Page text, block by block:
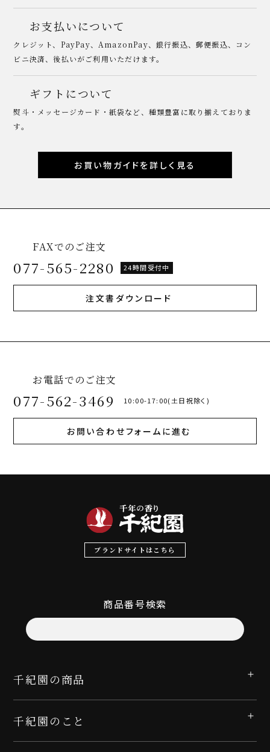
お支払いについて
クレジット、PayPay、AmazonPay、銀行振込、郵便振込、コン
ビニ決済、後払いがご利用いただけます。
ギフトについて
熨斗・メッセージカード・紙袋など、種類豊富に取り揃えておりま
す。
お買い物ガイドを詳しく見る
FAXでのご注文
077-565-2280 24時間受付中
注文書ダウンロード
お電話でのご注文
077-562-3469 10:00-17:00(土日祝除く)
お問い合わせフォームに進む
ブランドサイトはこちら
商品番号検索
千紀園の商品
千紀園のこと